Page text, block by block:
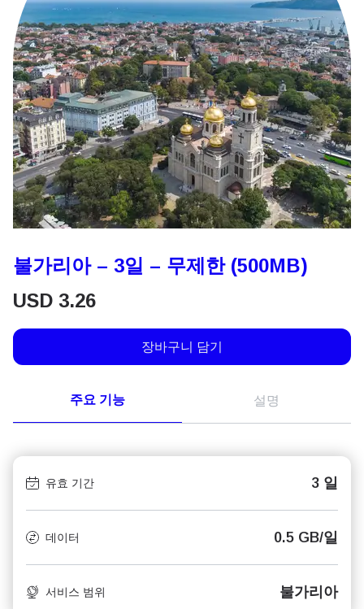
불가리아 – 3일 – 무제한 (500MB)
USD 3.26
장바구니 담기
주요 기능 설명
유효 기간 3 일
데이터 0.5 GB/일
서비스 범위 불가리아